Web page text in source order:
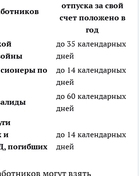
отпуска за свой
счет положено в
год
до 35 календарных
дней
по
до 14 календарных
дней
до 60 календарных
дней
и
погибших
до 14 календарных
дней
могут взять